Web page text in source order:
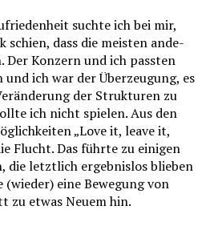
such­te ich bei mir,
schien, dass die meis­ten ande­
Kon­zern und ich pass­ten
ich war der Über­zeu­gung, es
der Struk­tu­ren zu
ich nicht spie­len. Aus den
„Love it, lea­ve it,
Flucht. Das führ­te zu eini­gen
die letzt­lich ergeb­nis­los blie­ben
(wie­der) eine Bewe­gung von
zu etwas Neu­em hin.